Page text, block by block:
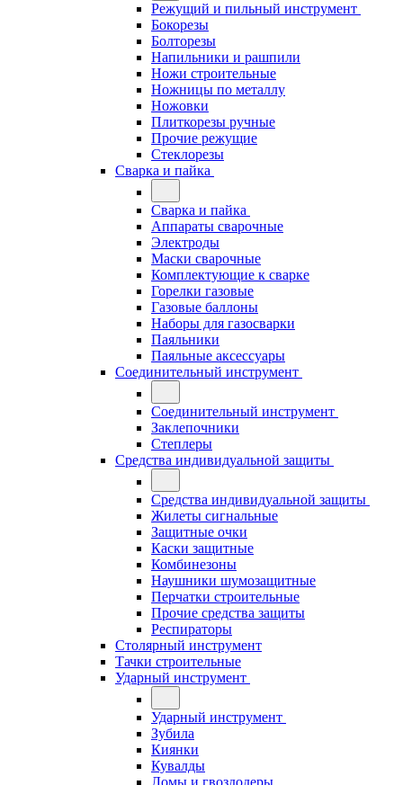
Режущий и пильный инструмент
Бокорезы
Болторезы
Напильники и рашпили
Ножи строительные
Ножницы по металлу
Ножовки
Плиткорезы ручные
Прочие режущие
Стеклорезы
Сварка и пайка
Сварка и пайка
Аппараты сварочные
Электроды
Маски сварочные
Комплектующие к сварке
Горелки газовые
Газовые баллоны
Наборы для газосварки
Паяльники
Паяльные аксессуары
Соединительный инструмент
Соединительный инструмент
Заклепочники
Степлеры
Средства индивидуальной защиты
Средства индивидуальной защиты
Жилеты сигнальные
Защитные очки
Каски защитные
Комбинезоны
Наушники шумозащитные
Перчатки строительные
Прочие средства защиты
Респираторы
Столярный инструмент
Тачки строительные
Ударный инструмент
Ударный инструмент
Зубила
Киянки
Кувалды
Ломы и гвоздодеры